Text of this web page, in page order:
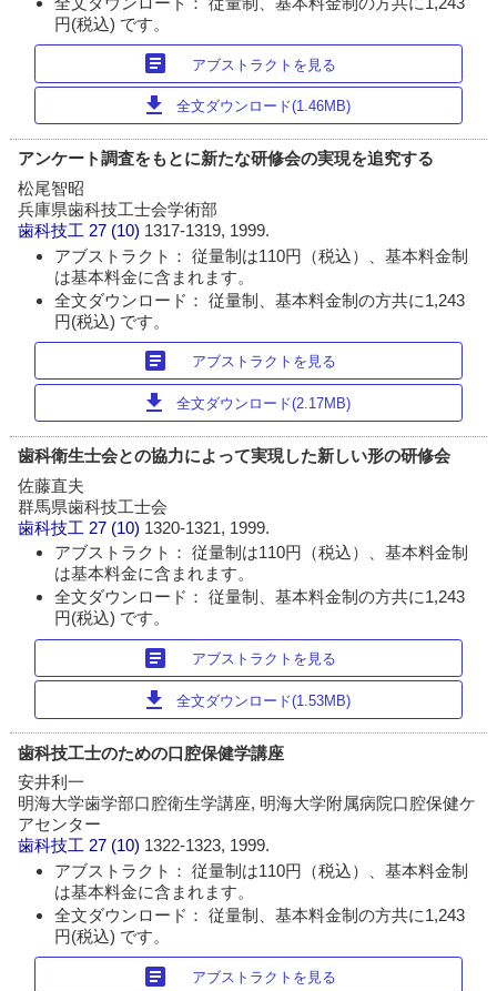
円(税込) です。
article アブストラクトを見る
download 全文ダウンロード(1.46MB)
アンケート調査をもとに新たな研修会の実現を追究する
松尾智昭
兵庫県歯科技工士会学術部
歯科技工 27 (10) 1317-1319, 1999.
アブストラクト： 従量制は110円（税込）、基本料金制
は基本料金に含まれます。
全文ダウンロード： 従量制、基本料金制の方共に1,243
円(税込) です。
article アブストラクトを見る
download 全文ダウンロード(2.17MB)
歯科衛生士会との協力によって実現した新しい形の研修会
佐藤直夫
群馬県歯科技工士会
歯科技工 27 (10) 1320-1321, 1999.
アブストラクト： 従量制は110円（税込）、基本料金制
は基本料金に含まれます。
全文ダウンロード： 従量制、基本料金制の方共に1,243
円(税込) です。
article アブストラクトを見る
download 全文ダウンロード(1.53MB)
歯科技工士のための口腔保健学講座
安井利一
明海大学歯学部口腔衛生学講座, 明海大学附属病院口腔保健ケ
アセンター
歯科技工 27 (10) 1322-1323, 1999.
アブストラクト： 従量制は110円（税込）、基本料金制
は基本料金に含まれます。
全文ダウンロード： 従量制、基本料金制の方共に1,243
円(税込) です。
article アブストラクトを見る